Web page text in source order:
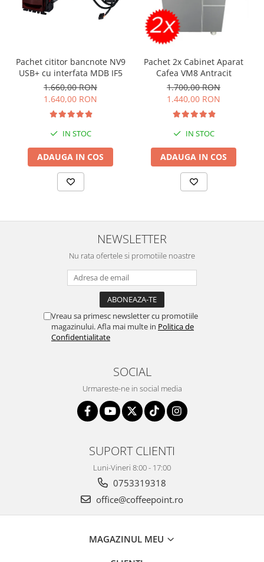
Pachet cititor bancnote NV9
USB+ cu interfata MDB IF5
1.660,00 RON
1.640,00 RON
IN STOC
ADAUGA IN COS
Pachet 2x Cabinet Aparat
Cafea VM8 Antracit
1.700,00 RON
1.440,00 RON
IN STOC
ADAUGA IN COS
NEWSLETTER
Nu rata ofertele si promotiile noastre
Vreau sa primesc newsletter cu promotiile
magazinului. Afla mai multe in Politica de
Confidentialitate
SOCIAL
Urmareste-ne in social media
SUPORT CLIENTI
Luni-Vineri 8:00 - 17:00
0753319318
office@coffeepoint.ro
MAGAZINUL MEU